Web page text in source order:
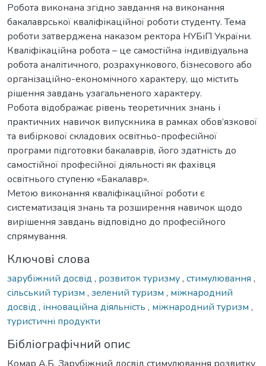
Робота виконана згідно завдання на виконання
бакалаврської кваліфікаційної роботи студенту. Тема
роботи затверджена наказом ректора НУБіП України.
Кваліфікаційна робота – це самостійна індивідуальна
робота аналітичного, розрахункового, бізнесового або
організаційно-економічного характеру, що містить
рішення завдань узагальненого характеру.
Робота відображає рівень теоретичних знань і
практичних навичок випускника в рамках обов’язкової
та вибіркової складових освітньо-професійної
програми підготовки бакалаврів, його здатність до
самостійної професійної діяльності як фахівця
освітнього ступеню «Бакалавр».
Метою виконання кваліфікаційної роботи є
систематизація знань та розширення навичок щодо
вирішення завдань відповідно до професійного
спрямування.
Ключові слова
зарубіжний досвід , розвиток туризму, стимулювання ,
сільський туризм , зелений туризм , міжнародний
досвід , інноваційна діяльність , міжнародний туризм ,
туристичні продукти
Бібліографічний опис